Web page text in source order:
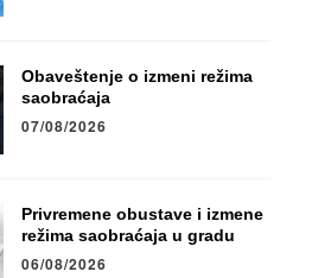
Obaveštenje o izmeni režima
saobraćaja
07/08/2026
Privremene obustave i izmene
režima saobraćaja u gradu
06/08/2026